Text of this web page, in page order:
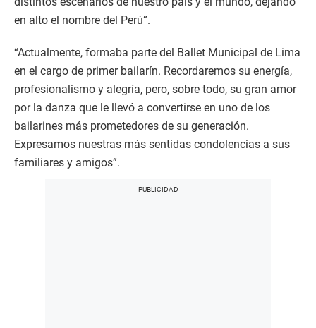
en alto el nombre del Perú”.
“Actualmente, formaba parte del Ballet Municipal de Lima
en el cargo de primer bailarín. Recordaremos su energía,
profesionalismo y alegría, pero, sobre todo, su gran amor
por la danza que le llevó a convertirse en uno de los
bailarines más prometedores de su generación.
Expresamos nuestras más sentidas condolencias a sus
familiares y amigos”.